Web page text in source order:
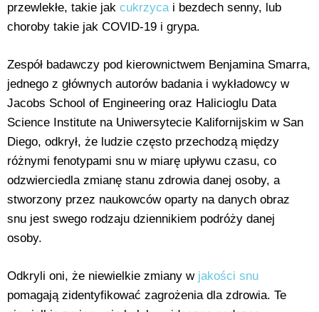
przewlekłe, takie jak cukrzycai bezdech senny, lub
choroby takie jak COVID-19 i grypa.
Zespół badawczy pod kierownictwem Benjamina Smarra,
jednego z głównych autorów badania i wykładowcy w
Jacobs School of Engineering oraz Halicioglu Data
Science Institute na Uniwersytecie Kalifornijskim w San
Diego, odkrył, że ludzie często przechodzą między
różnymi fenotypami snu w miarę upływu czasu, co
odzwierciedla zmianę stanu zdrowia danej osoby, a
stworzony przez naukowców oparty na danych obraz
snu jest swego rodzaju dziennikiem podróży danej
osoby.
Odkryli oni, że niewielkie zmiany w jakości snu
pomagają zidentyfikować zagrożenia dla zdrowia. Te